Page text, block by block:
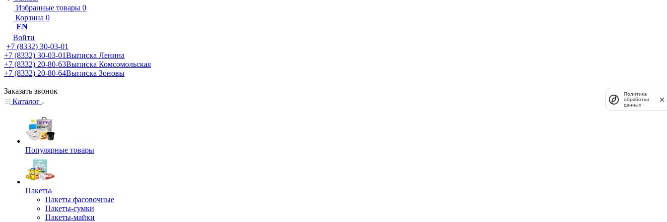
Избранные товары 0
Корзина 0
EN
Войти
+7 (8332) 30-03-01
+7 (8332) 30-03-01Выписка Ленина
+7 (8332) 20-80-63Выписка Комсомольская
+7 (8332) 20-80-64Выписка Зоновы
Заказать звонок
Каталог
Популярные товары
Пакеты
Пакеты фасовочные
Пакеты-сумки
Пакеты-майки
Политика
обработки
данных